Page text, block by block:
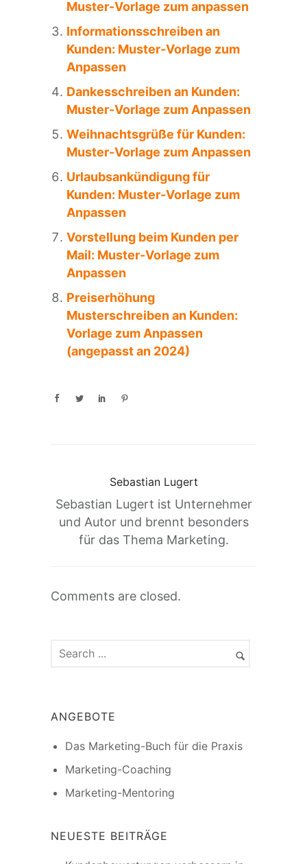
Muster-Vorlage zum anpassen
Informationsschreiben an
Kunden: Muster-Vorlage zum
Anpassen
Dankesschreiben an Kunden:
Muster-Vorlage zum Anpassen
Weihnachtsgrüße für Kunden:
Muster-Vorlage zum Anpassen
Urlaubsankündigung für
Kunden: Muster-Vorlage zum
Anpassen
Vorstellung beim Kunden per
Mail: Muster-Vorlage zum
Anpassen
Preiserhöhung
Musterschreiben an Kunden:
Vorlage zum Anpassen
(angepasst an 2024)
Sebastian Lugert
Sebastian Lugert ist Unternehmer
und Autor und brennt besonders
für das Thema Marketing.
Comments are closed.
ANGEBOTE
Das Marketing-Buch für die Praxis
Marketing-Coaching
Marketing-Mentoring
NEUESTE BEITRÄGE